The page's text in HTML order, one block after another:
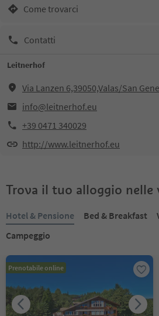
Come trovarci
Contatti
Leitnerhof
Via Lanzen 6,39050,Valas/San
info@leitnerhof.eu
+39 0471 340029
http://www.leitnerhof.eu
Trova il tuo alloggio nelle
Hotel & Pensione Bed & Breakfast
Campeggio
Prenotabile online